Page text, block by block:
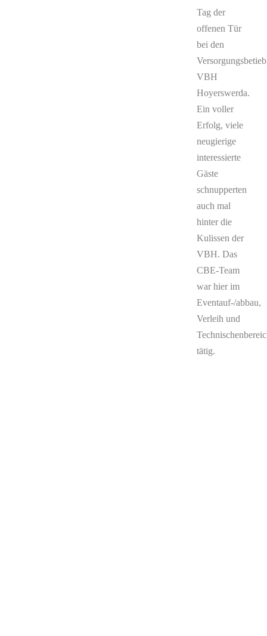
Tag der
offenen Tür
bei den
Versorgungsbetieb
VBH
Hoyerswerda.
Ein voller
Erfolg, viele
neugierige
interessierte
Gäste
schnupperten
auch mal
hinter die
Kulissen der
VBH. Das
CBE-Team
war hier im
Eventauf-/abbau,
Verleih und
tätig.